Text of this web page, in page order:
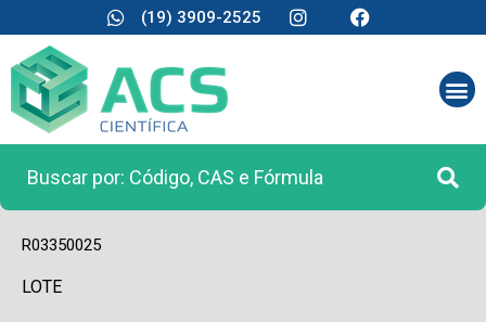
(19) 3909-2525
R03350025
LOTE